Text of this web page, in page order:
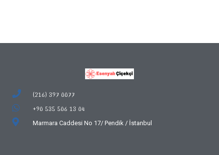
(216) 397 0077
+90 535 506 13 04
Marmara Caddesi No 17/ Pendik / İstanbul